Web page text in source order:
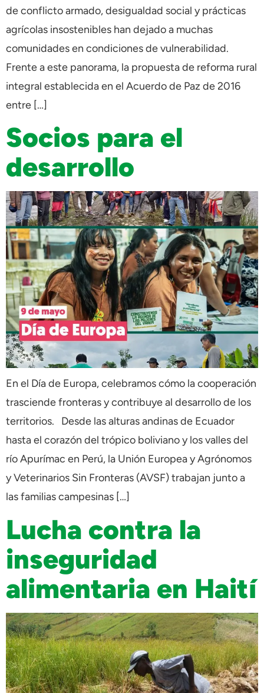
de conflicto armado, desigualdad social y prácticas
agrícolas insostenibles han dejado a muchas
comunidades en condiciones de vulnerabilidad.
Frente a este panorama, la propuesta de reforma rural
integral establecida en el Acuerdo de Paz de 2016
entre […]
Socios para el
desarrollo
En el Día de Europa, celebramos cómo la cooperación
trasciende fronteras y contribuye al desarrollo de los
territorios. Desde las alturas andinas de Ecuador
hasta el corazón del trópico boliviano y los valles del
río Apurímac en Perú, la Unión Europea y Agrónomos
y Veterinarios Sin Fronteras (AVSF) trabajan junto a
las familias campesinas […]
Lucha contra la
inseguridad
alimentaria en Haití